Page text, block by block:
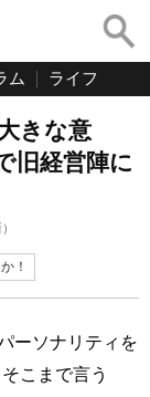
ム ライフ
きな意
旧経営陣に
！
ーソナリティを
こまで言う